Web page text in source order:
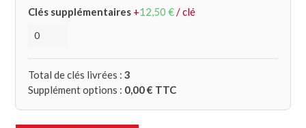
Clés supplémentaires +12,50€/ clé
Total de clés livrées :3
Supplément options : 0,00€ TTC